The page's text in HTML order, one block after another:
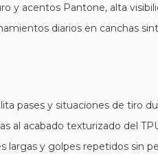
y acentos Pantone, alta
diarios en canchas
pases y situaciones de tiro
al acabado texturizado del
largas y golpes repetidos sin